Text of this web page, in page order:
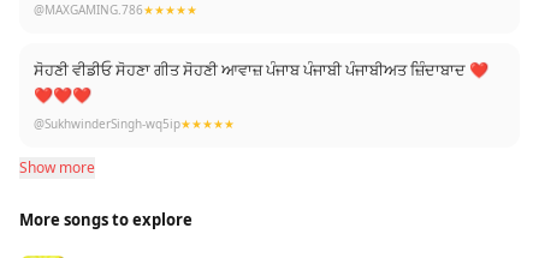
@MAXGAMING.786★★★★★
ਸੋਹਣੀ ਵੀਡੀਓ ਸੋਹਣਾ ਗੀਤ ਸੋਹਣੀ ਆਵਾਜ਼ ਪੰਜਾਬ ਪੰਜਾਬੀ ਪੰਜਾਬੀਅਤ ਜ਼ਿੰਦਾਬਾਦ ❤
❤❤❤
@SukhwinderSingh-wq5ip★★★★★
Show more
More songs to explore